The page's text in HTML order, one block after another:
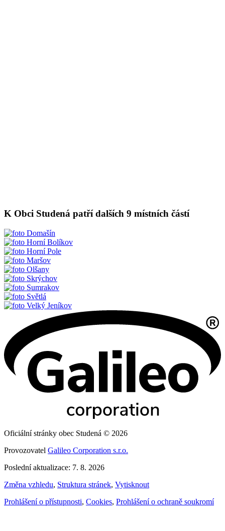
K Obci Studená patří dalších 9 místních částí
Domašín
Horní Bolíkov
Horní Pole
Maršov
Olšany
Skrýchov
Sumrakov
Světlá
Velký Jeníkov
Oficiální stránky obec Studená © 2026
Provozovatel Galileo Corporation s.r.o.
Poslední aktualizace: 7. 8. 2026
Změna vzhledu, Struktura stránek, Vytisknout
Prohlášení o přístupnosti, Cookies, Prohlášení o ochraně soukromí